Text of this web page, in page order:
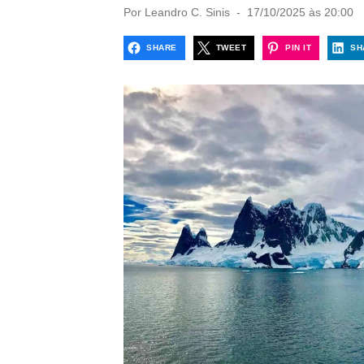
Por Leandro C. Sinis
P
d
17/10/2025 às 20:00
SHARE TWEET PIN IT